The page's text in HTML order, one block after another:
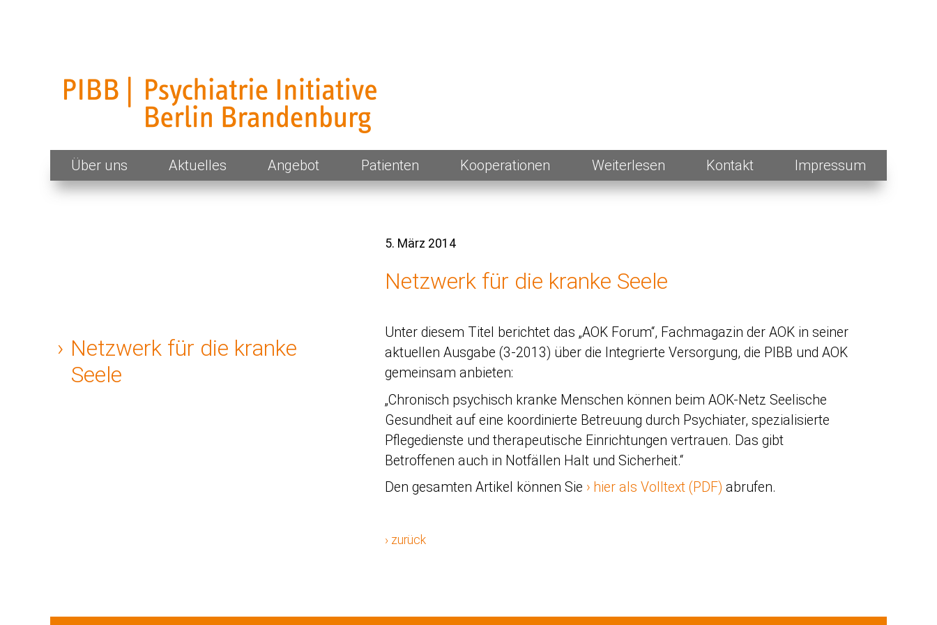
PIBB – Psychiatrie Initiative Berlin Brandenburg
content
Über uns Aktuelles Angebot Patienten Kooperationen Weiterlesen Kontakt Impressum
Netzwerk für die kranke
Seele
5. März 2014
Netzwerk für die kranke Seele
Unter diesem Titel berichtet das „AOK Forum“, Fachmagazin der AOK in seiner
aktuellen Ausgabe (3-2013) über die Integrierte Versorgung, die PIBB und AOK
gemeinsam anbieten:
„Chronisch psychisch kranke Menschen können beim AOK-Netz Seelische
Gesundheit auf eine koordinierte Betreuung durch Psychiater, spezialisierte
Pflegedienste und therapeutische Einrichtungen vertrauen. Das gibt
Betroffenen auch in Notfällen Halt und Sicherheit.“
Den gesamten Artikel können Sie
hier als Volltext (PDF) abrufen.
› zurück